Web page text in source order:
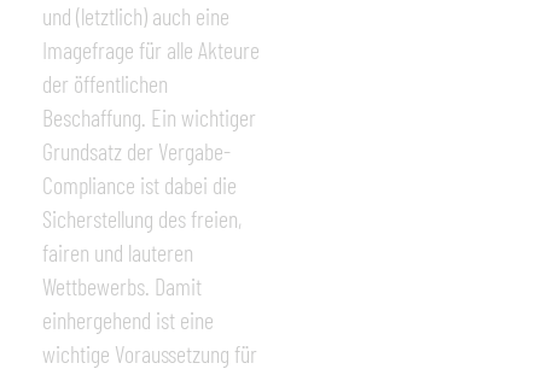
und (letztlich) auch eine
Imagefrage für alle Akteure
der öffentlichen
Beschaffung. Ein wichtiger
Grundsatz der Vergabe-
Compliance ist dabei die
Sicherstellung des freien,
fairen und lauteren
Wettbewerbs. Damit
einhergehend ist eine
wichtige Voraussetzung für